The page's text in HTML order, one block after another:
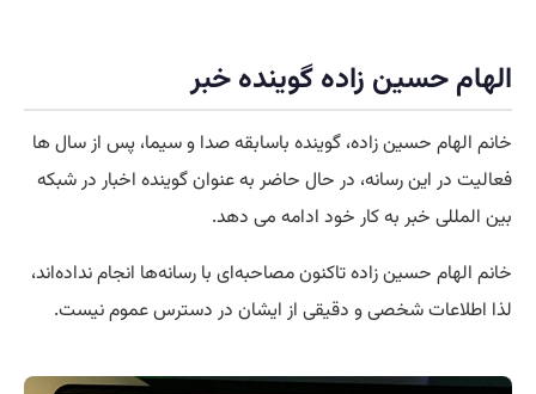
الهام حسین زاده گوینده خبر
خانم الهام حسین زاده، گوینده باسابقه صدا و سیما، پس از سال ها
فعالیت در این رسانه، در حال حاضر به عنوان گوینده اخبار در شبکه
بین المللی خبر به کار خود ادامه می دهد.
خانم الهام حسین زاده تاکنون مصاحبه‌ای با رسانه‌ها انجام نداده‌اند،
لذا اطلاعات شخصی و دقیقی از ایشان در دسترس عموم نیست.